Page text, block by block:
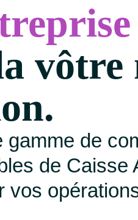
vôtre
de
de Caisse
vos